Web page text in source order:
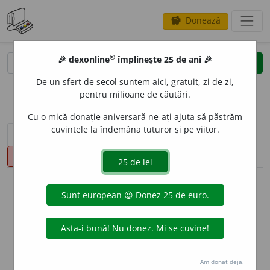
savings Donează
clear
opțiuni
sinteza definițiilor (1) definiții (6)
declinări
info
Aceste definiții sunt compilate de
echipa dexonline. Definițiile
originale se află pe filadefiniții.
Puteți reordona filele pe pagina de
🎉 dexonline® împlinește 25 de ani 🎉
De un sfert de secol suntem aici, gratuit, zi de zi,
pentru milioane de căutări.
Cu o mică donație aniversară ne-ați ajuta să păstrăm
cuvintele la îndemâna tuturor și pe viitor.
Am donat deja.